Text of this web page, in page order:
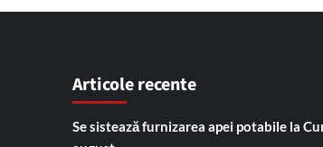
Articole recente
Se sistează furnizarea apei potabile la